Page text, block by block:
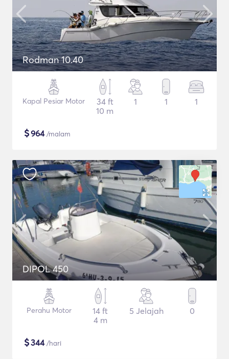
Rodman 10.40
Kapal Pesiar Motor
34 ft
10 m
1 1 1
$964/malam
DIPOL 450
Perahu Motor
14 ft
4 m
5 Jelajah 0
$344/hari